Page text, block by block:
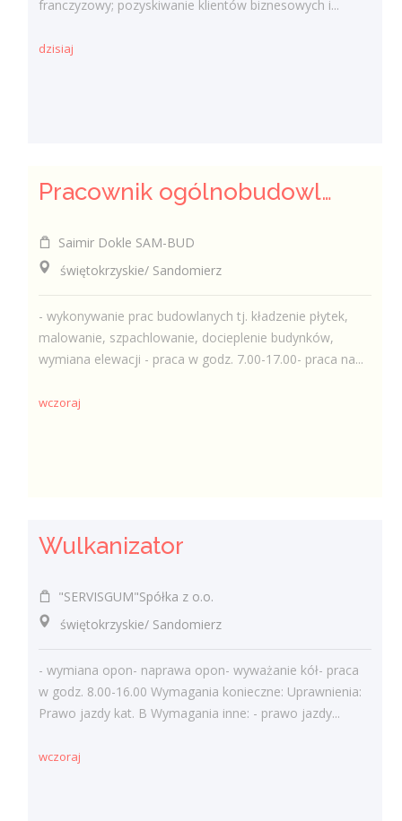
franczyzowy; pozyskiwanie klientów biznesowych i...
dzisiaj
Pracownik ogólnobudowlany ( k/m)
Saimir Dokle SAM-BUD
świętokrzyskie/ Sandomierz
- wykonywanie prac budowlanych tj. kładzenie płytek,
malowanie, szpachlowanie, docieplenie budynków,
wymiana elewacji - praca w godz. 7.00-17.00- praca na...
wczoraj
Wulkanizator
"SERVISGUM"Spółka z o.o.
świętokrzyskie/ Sandomierz
- wymiana opon- naprawa opon- wyważanie kół- praca
w godz. 8.00-16.00 Wymagania konieczne: Uprawnienia:
Prawo jazdy kat. B Wymagania inne: - prawo jazdy...
wczoraj